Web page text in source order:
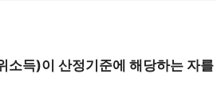
소득)이 산정기준에 해당하는 자